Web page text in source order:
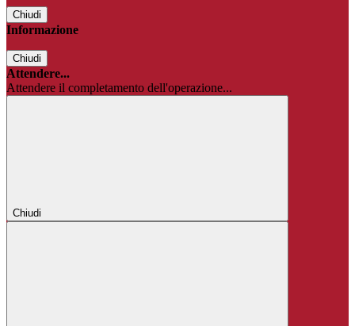
Chiudi
Informazione
Chiudi
Attendere...
Attendere il completamento dell'operazione...
Chiudi